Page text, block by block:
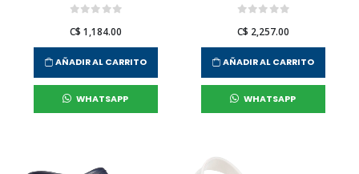
C$ 1,184.00
AÑADIR AL CARRITO
WHATSAPP
C$ 2,257.00
AÑADIR AL CARRITO
WHATSAPP